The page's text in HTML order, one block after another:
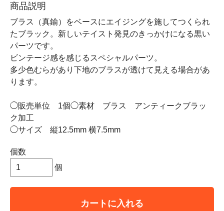
商品説明
ブラス（真鍮）をベースにエイジングを施してつくられ
たブラック。新しいテイスト発見のきっかけになる黒い
パーツです。
ビンテージ感を感じるスペシャルパーツ。
多少色むらがあり下地のブラスが透けて見える場合があ
ります。
◯販売単位 1個◯素材 ブラス アンティークブラッ
ク加工
◯サイズ 縦12.5mm 横7.5mm
個数
個
カートに入れる